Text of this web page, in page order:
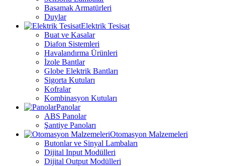
Basamak Armatürleri
Duylar
Elektrik Tesisat
Buat ve Kasalar
Diafon Sistemleri
Havalandırma Ürünleri
İzole Bantlar
Globe Elektrik Bantları
Sigorta Kutuları
Kofralar
Kombinasyon Kutuları
Panolar
ABS Panolar
Şantiye Panoları
Otomasyon Malzemeleri
Butonlar ve Sinyal Lambaları
Dijital Input Modülleri
Dijital Output Modülleri